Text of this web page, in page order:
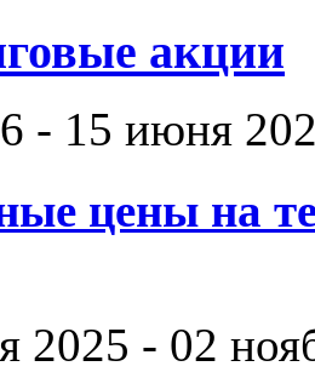
акции
- 15 июня
цены на
2025 - 02